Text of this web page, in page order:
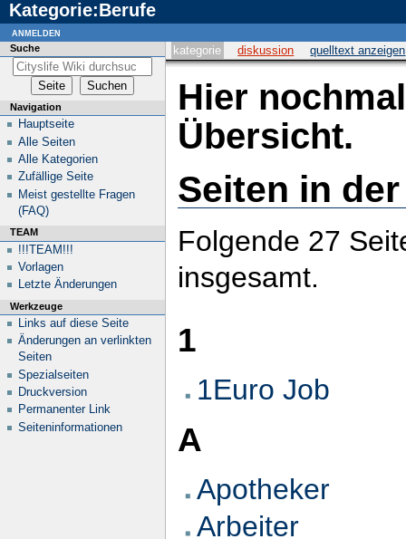
Kategorie:Berufe
kategorie diskussion quelltext anzeigen
Hier
Übersicht.
Seiten in
Folgende 27
insgesamt.
1
1Euro Job
A
Apotheker
Arbeiter
Suche
Navigation
Hauptseite
Alle Seiten
Alle Kategorien
Zufällige Seite
Meist gestellte Fragen
(FAQ)
TEAM
!!!TEAM!!!
Vorlagen
Letzte Änderungen
Werkzeuge
Links auf diese Seite
Änderungen an verlinkten
Seiten
Spezialseiten
Druckversion
Permanenter Link
Seiten­informationen
anmelden